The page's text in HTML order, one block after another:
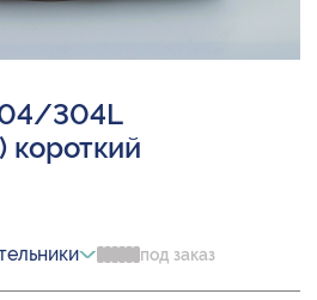
304L
короткий
под заказ